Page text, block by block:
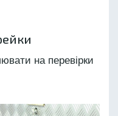
на перевірки